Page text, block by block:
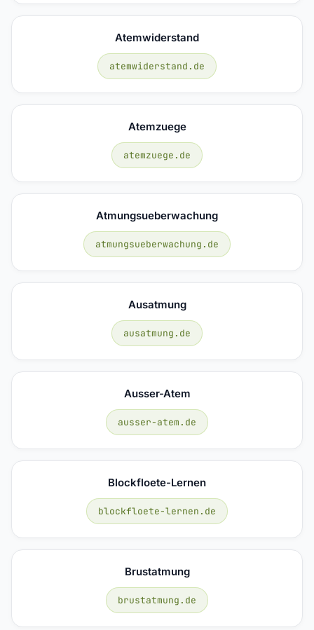
Atemwiderstand
atemwiderstand.de
Atemzuege
atemzuege.de
Atmungsueberwachung
atmungsueberwachung.de
Ausatmung
ausatmung.de
Ausser-Atem
ausser-atem.de
Blockfloete-Lernen
blockfloete-lernen.de
Brustatmung
brustatmung.de